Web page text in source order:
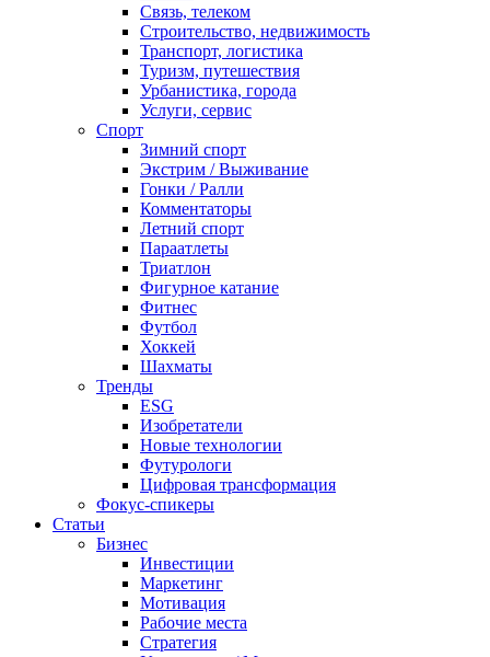
Связь, телеком
Строительство, недвижимость
Транспорт, логистика
Туризм, путешествия
Урбанистика, города
Услуги, сервис
Спорт
Зимний спорт
Экстрим / Выживание
Гонки / Ралли
Комментаторы
Летний спорт
Параатлеты
Триатлон
Фигурное катание
Фитнес
Футбол
Хоккей
Шахматы
Тренды
ESG
Изобретатели
Новые технологии
Футурологи
Цифровая трансформация
Фокус-спикеры
Статьи
Бизнес
Инвестиции
Маркетинг
Мотивация
Рабочие места
Стратегия